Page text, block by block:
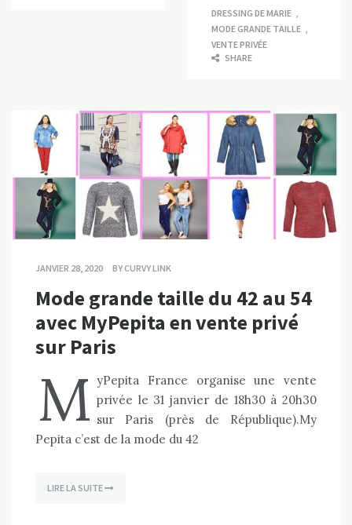
DRESSING DE MARIE
MODE GRANDE TAILLE
VENTE PRIVÉE
SHARE
JANVIER 28, 2020 BYCURVY LINK
Mode grande taille du 42 au 54
avec MyPepita en vente privé
sur Paris
M yPepita France organise une vente
privée le 31 janvier de 18h30 à 20h30
sur Paris (près de République).My
Pepita c’est de la mode du 42
LIRE LA SUITE